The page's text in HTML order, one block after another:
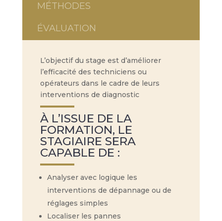
MÉTHODES
ÉVALUATION
L’objectif du stage est d’améliorer
l’efficacité des techniciens ou
opérateurs dans le cadre de leurs
interventions de diagnostic
À L’ISSUE DE LA
FORMATION, LE
STAGIAIRE SERA
CAPABLE DE :
Analyser avec logique les
interventions de dépannage ou de
réglages simples
Localiser les pannes